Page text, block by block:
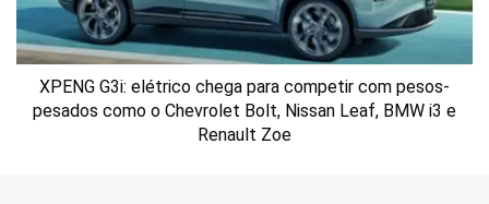
XPENG G3i: elétrico chega para competir com pesos-
pesados como o Chevrolet Bolt, Nissan Leaf, BMW i3 e
Renault Zoe